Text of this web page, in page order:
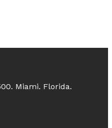
Miami. Florida.